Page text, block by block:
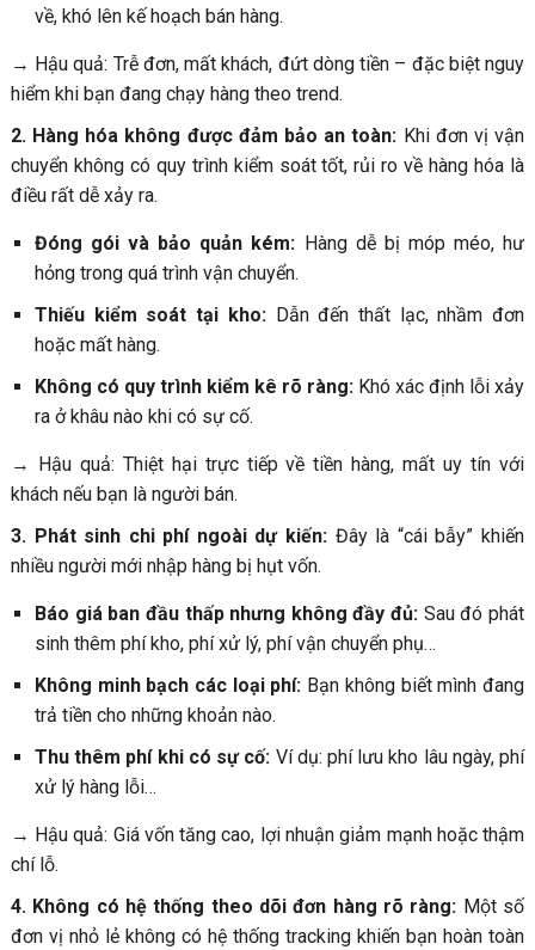
về, khó lên kế hoạch bán hàng.
→ Hậu quả: Trễ đơn, mất khách, đứt dòng tiền – đặc biệt nguy
hiểm khi bạn đang chạy hàng theo trend.
2. Hàng hóa không được đảm bảo an toàn: Khi đơn vị vận
chuyển không có quy trình kiểm soát tốt, rủi ro về hàng hóa là
điều rất dễ xảy ra.
Đóng gói và bảo quản kém: Hàng dễ bị móp méo, hư
hỏng trong quá trình vận chuyển.
Thiếu kiểm soát tại kho:Dẫn đến thất lạc, nhầm đơn
hoặc mất hàng.
Không có quy trình kiểm kê rõ ràng: Khó xác định lỗi xảy
ra ở khâu nào khi có sự cố.
→ Hậu quả: Thiệt hại trực tiếp về tiền hàng, mất uy tín với
khách nếu bạn là người bán.
3. Phát sinh chi phí ngoài dự kiến: Đây là “cái bẫy” khiến
nhiều người mới nhập hàng bị hụt vốn.
Báo giá ban đầu thấp nhưng không đầy đủ: Sau đó phát
sinh thêm phí kho, phí xử lý, phí vận chuyển phụ…
Không minh bạch các loại phí: Bạn không biết mình đang
trả tiền cho những khoản nào.
Thu thêm phí khi có sự cố: Ví dụ: phí lưu kho lâu ngày, phí
xử lý hàng lỗi…
→ Hậu quả: Giá vốn tăng cao, lợi nhuận giảm mạnh hoặc thậm
chí lỗ.
4. Không có hệ thống theo dõi đơn hàng rõ ràng: Một số
đơn vị nhỏ lẻ không có hệ thống tracking khiến bạn hoàn toàn